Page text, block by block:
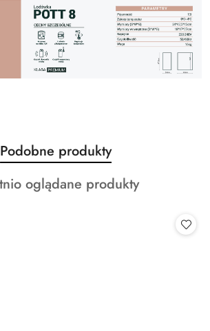
produktów
Produkty
o
statusie:
Podobne produkty
oglądane produkty